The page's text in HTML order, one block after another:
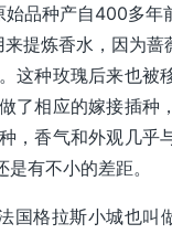
品种产自400多
提炼香水，因为蔷
这种玫瑰后来也被
了相应的嫁接插种
，香气和外观几乎
有不小的差距。
格拉斯小城也叫